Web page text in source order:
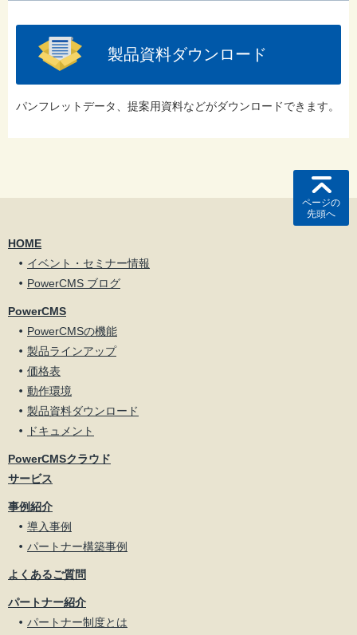
製品資料ダウンロード
パンフレットデータ、提案用資料などがダウンロードできます。
ページの
先頭へ
HOME
イベント・セミナー情報
PowerCMS ブログ
PowerCMS
PowerCMSの機能
製品ラインアップ
価格表
動作環境
製品資料ダウンロード
ドキュメント
PowerCMSクラウド
サービス
事例紹介
導入事例
パートナー構築事例
よくあるご質問
パートナー紹介
パートナー制度とは